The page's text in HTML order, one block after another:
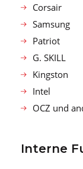
Corsair
Samsung
Patriot
G. SKILL
Kingston
Intel
OCZ und
Interne